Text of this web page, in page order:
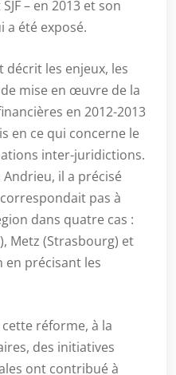
– en 2013 et son
a été exposé.
décrit les enjeux, les
mise en œuvre de la
en 2012-2013
en ce qui concerne le
inter-juridictions.
il a précisé
correspondait pas à
dans quatre cas :
Metz (Strasbourg) et
en précisant les
réforme, à la
des initiatives
ont contribué à